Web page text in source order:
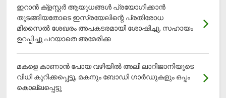
ഇറാന്‍ ക്‌ളസ്റ്റര്‍ ആയുധങ്ങള്‍ പ്രയോഗിക്കാന്‍
തുടങ്ങിയതോടെ ഇസ്രയേലിന്റെ പ്രതിരോധ
മിസൈല്‍ ശേഖരം അപകടരമായി ശോഷിച്ചു, സഹായം
ഉറപ്പിച്ചു പറയാതെ അമേരിക്ക
മകളെ കാണാന്‍ പോയ വഴിയില്‍ അലി ലാറിജാനിയുടെ
വിധി കുറിക്കപ്പെട്ടു, മകനും ബോഡി ഗാര്‍ഡുകളും ഒപ്പം
കൊല്ലപ്പെട്ടു